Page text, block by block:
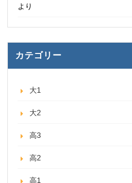
より
カテゴリー
大1
大2
高3
高2
高1